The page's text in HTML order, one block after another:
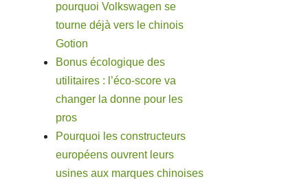
pourquoi Volkswagen se
tourne déjà vers le chinois
Gotion
Bonus écologique des
utilitaires : l’éco-score va
changer la donne pour les
pros
Pourquoi les constructeurs
européens ouvrent leurs
usines aux marques chinoises